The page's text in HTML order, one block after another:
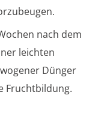
nach dem
leichten
Dünger
Fruchtbildung.